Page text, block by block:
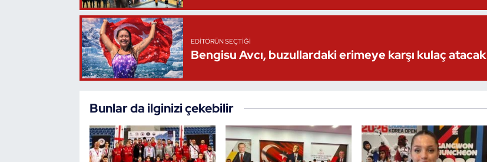
EDITÖRÜN SEÇTIĞI
Bengisu Avcı, buzullardaki erimeye karşı kulaç atacak
Bunlar da ilginizi çekebilir
Sualtı Sporları
Tekvando